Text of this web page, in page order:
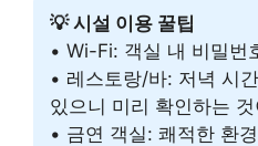
💡 시설 이용 꿀팁
• Wi-Fi: 객실 내 비밀번
• 레스토랑/바: 저녁 시
있으니 미리 확인하는
• 금연 객실: 쾌적한 환